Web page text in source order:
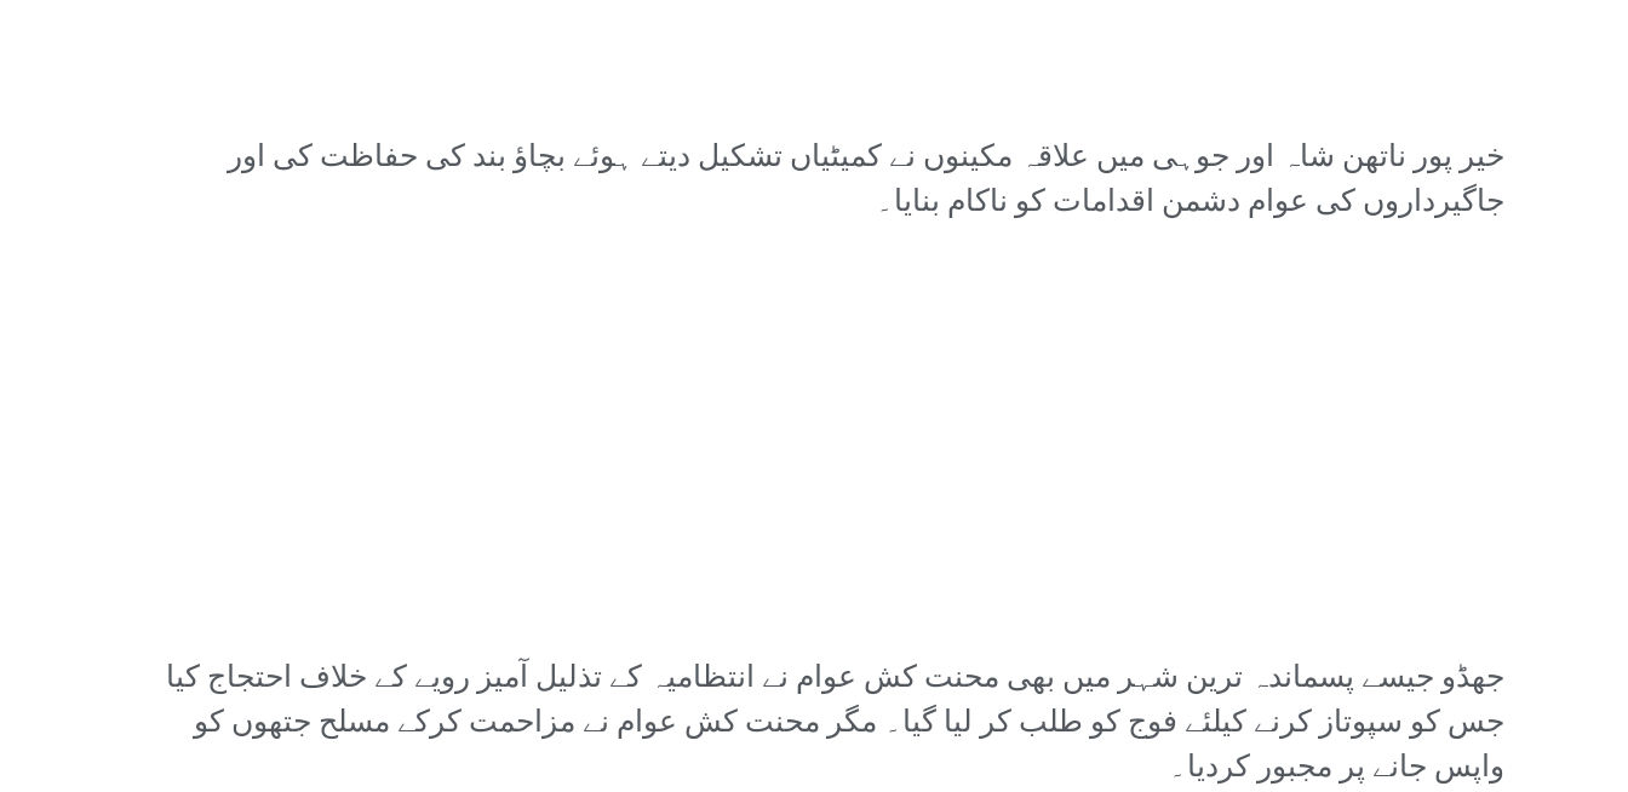
خیر پور ناتھن شاہ اور جوہی میں علاقہ مکینوں نے کمیٹیاں تشکیل دیتے ہوئے بچاؤ بند کی حفاظت کی اور
جاگیرداروں کی عوام دشمن اقدامات کو ناکام بنایا۔
جھڈو جیسے پسماندہ ترین شہر میں بھی محنت کش عوام نے انتظامیہ کے تذلیل آمیز رویے کے خلاف احتجاج کیا
جس کو سپوتاز کرنے کیلئے فوج کو طلب کر لیا گیا۔ مگر محنت کش عوام نے مزاحمت کرکے مسلح جتھوں کو
واپس جانے پر مجبور کردیا۔